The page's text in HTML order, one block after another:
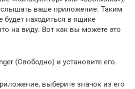
ваше приложение. Таким
находиться в ящике
на виду. Вот как вы можете это
(Свободно) и установите его.
выберите значок из его